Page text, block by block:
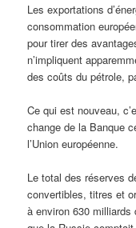
Les exportations
consommation
pour tirer des
n’impliquent
des coûts du pétrole,
Ce qui est nouveau,
change de la Banque
l’Union européenne.
Le total des réserves
convertibles, titres et
à environ 630 milliards